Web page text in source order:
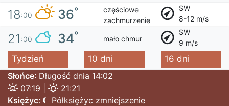
18:00 36°
częściowe
zachmurzenie
SW
8-12 m/s
21 :00 34° mało chmur
SW
9 m/s
Tydzień 10 dni
16 dni
Słońce: Długość dnia 14:02
07:19 |
21:21
Księżyc: Półksiężyc zmniejszenie